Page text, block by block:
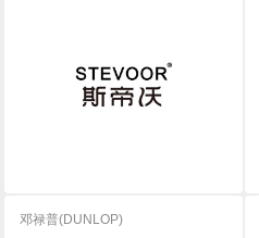
邓禄普(DUNLOP)